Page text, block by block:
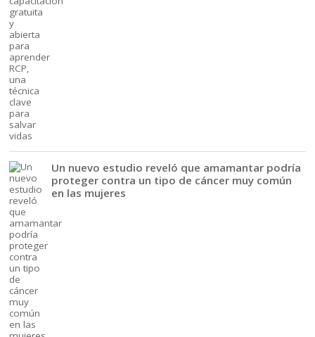
Un nuevo estudio reveló que amamantar podría
proteger contra un tipo de cáncer muy común
en las mujeres